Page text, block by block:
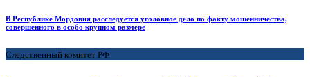
В Республике Мордовия расследуется уголовное дело по факту мошенничества,
совершенного в особо крупном размере
Следственный комитет РФ